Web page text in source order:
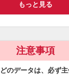
もっと見る
注意事項
のデータは、必ず